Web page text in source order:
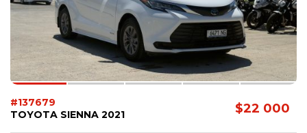
$22 000
#137679
TOYOTA SIENNA 2021